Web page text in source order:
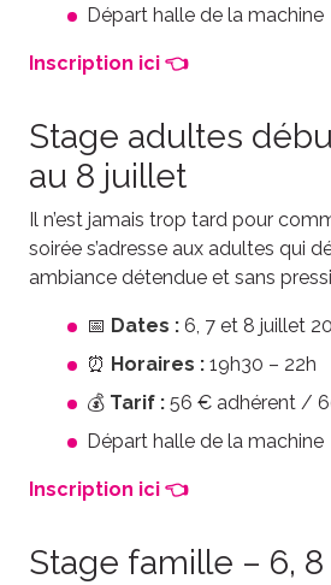
Départ halle de la machine
Inscription ici 👈
Stage adultes
au 8 juillet
Il n’est jamais trop tard pour
soirée s’adresse aux adultes qui
ambiance détendue et sans
📅 Dates : 6, 7 et 8 juillet
⏰ Horaires : 19h30 – 22h
💰 Tarif : 56 € adhérent /
Départ halle de la machine
Inscription ici 👈
Stage famille – 6,